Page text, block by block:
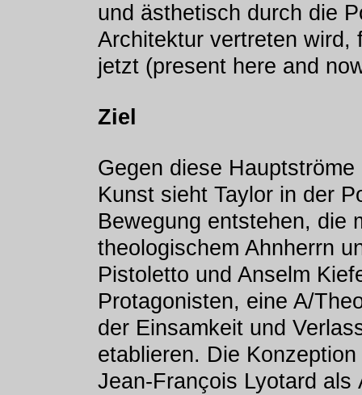
und ästhetisch durch die
Architektur vertreten wird,
jetzt (present here and
Ziel
Gegen diese
Kunst sieht Taylor in der
Bewegung entstehen, die
theologischem Ahnherrn
Pistoletto und Anselm
Protagonisten, eine A/
der Einsamkeit und
etablieren. Die
Jean-François Lyotard als